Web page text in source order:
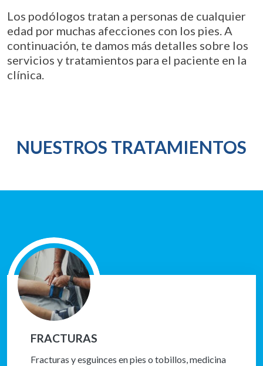
Los podólogos tratan a personas de cualquier
edad por muchas afecciones con los pies. A
continuación, te damos más detalles sobre los
servicios y tratamientos para el paciente en la
clínica.
NUESTROS TRATAMIENTOS
FRACTURAS
Fracturas y esguinces en pies o tobillos, medicina